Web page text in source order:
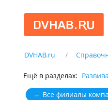
DVHAB.ru
Ещё в разделах:
← Все филиалы